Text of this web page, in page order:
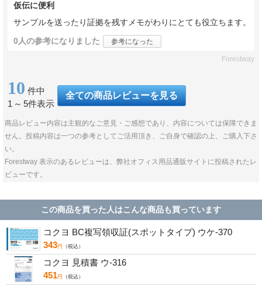
仮伝に便利
サンプルを送ったり証拠を残すメモがわりにとても役立ちます。
0人の参考になりました 参考になった
Forestway
10 件中
1 ～ 5件表示
全ての商品レビューを見る
商品レビュー内容は主観的なご意見・ご感想であり、内容については保障できま
せん。投稿内容は一つの参考としてご活用頂き、ご自身で確認の上、ご購入下さ
い。
Forestway 表示のあるレビューは、弊社オフィス用品通販サイトに投稿されたレ
ビューです。
この商品を買った人はこんな商品も買っています
コクヨ BC複写領収証(スポットタイプ) ウケ-370
343円 （税込）
コクヨ 見積書 ウ-316
451円 （税込）